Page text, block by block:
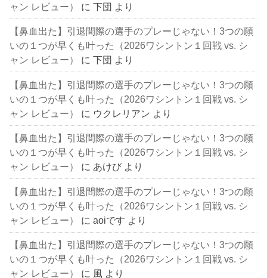
ャン レビュー）
に下団 より
【鼻血出た】引退間際の選手のプレーじゃない！3つの願
いの１つが早くも叶った（2026ワシントン１回戦 vs. シ
ャン レビュー）
に下団 より
【鼻血出た】引退間際の選手のプレーじゃない！3つの願
いの１つが早くも叶った（2026ワシントン１回戦 vs. シ
ャン レビュー）
に ウクレリアン より
【鼻血出た】引退間際の選手のプレーじゃない！3つの願
いの１つが早くも叶った（2026ワシントン１回戦 vs. シ
ャン レビュー）
に あけび より
【鼻血出た】引退間際の選手のプレーじゃない！3つの願
いの１つが早くも叶った（2026ワシントン１回戦 vs. シ
ャン レビュー）
にaoiです より
【鼻血出た】引退間際の選手のプレーじゃない！3つの願
いの１つが早くも叶った（2026ワシントン１回戦 vs. シ
ャン レビュー）
に 風 より